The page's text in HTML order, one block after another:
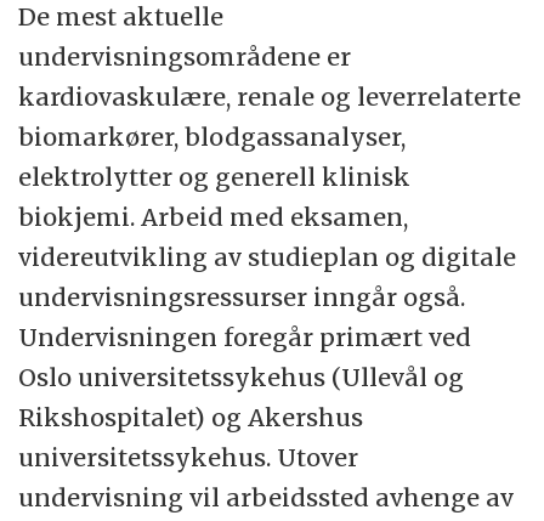
kompleksitet. Institutt for klinisk medisin er
UiOs største institutt med i underkant av
900 medarbeidere, ca. 380
eksternfinansierte prosjekter og en forventet
omsetning på ca. 630 millioner i 2026.
Instituttet huser tre Sentre for fremragende
forskning (SFF) og fem K. G. Jebsensentre.
Instituttet er underlagt Det medisinske
fakultet ved Universitetet i Oslo.
De mest aktuelle
undervisningsområdene er
kardiovaskulære, renale og leverrelaterte
biomarkører, blodgassanalyser,
elektrolytter og generell klinisk
biokjemi. Arbeid med eksamen,
videreutvikling av studieplan og digitale
undervisningsressurser inngår også.
Undervisningen foregår primært ved
Oslo universitetssykehus (Ullevål og
Rikshospitalet) og Akershus
universitetssykehus. Utover
undervisning vil arbeidssted avhenge av